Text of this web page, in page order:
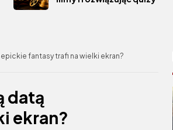
fantasy trafi na wielki ekran?
datą
ekran?